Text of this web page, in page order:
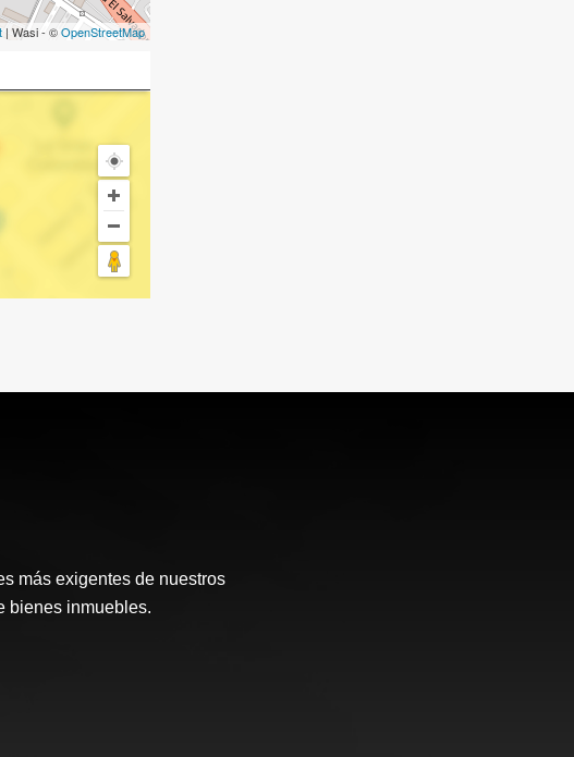
| Wasi - ©OpenStreetMap
más exigentes de nuestros
bienes inmuebles.